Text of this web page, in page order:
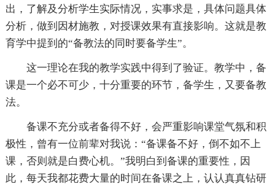
出，了解及分析学生实际情况，实事求是，具体问题具体
分析，做到因材施教，对授课效果有直接影响。这就是教
育学中提到的“备教法的同时要备学生”。
这一理论在我的教学实践中得到了验证。教学中，备
课是一个必不可少，十分重要的环节，备学生，又要备教
法。
备课不充分或者备得不好，会严重影响课堂气氛和积
极性，曾有一位前辈对我说：“备课备不好，倒不如不上
课，否则就是白费心机。”我明白到备课的重要性，因
此，每天我都花费大量的时间在备课之上，认认真真钻研